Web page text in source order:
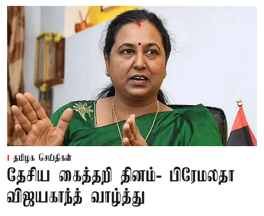
தமிழக செய்திகள்
தேசிய கைத்தறி தினம்- பிரேமலதா
விஜயகாந்த் வாழ்த்து